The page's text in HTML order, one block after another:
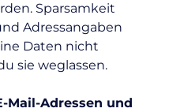
Sparsamkeit
Adressangaben
Daten nicht
sie weglassen.
Mail-Adressen und